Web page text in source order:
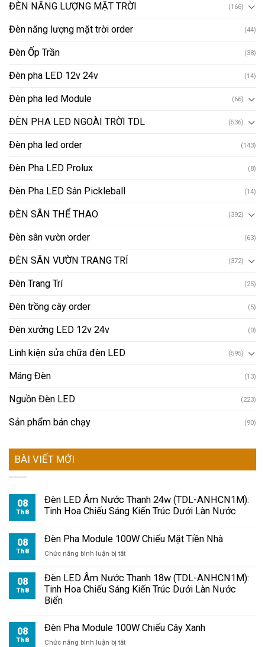
ĐÈN NĂNG LƯỢNG MẶT TRỜI (166)
Đèn năng lượng mặt trời order (44)
Đèn Ốp Trần (38)
Đèn pha LED 12v 24v (14)
Đèn pha led Module (66)
ĐÈN PHA LED NGOÀI TRỜI TDL (536)
Đèn pha led order (143)
Đèn Pha LED Prolux (8)
Đèn Pha LED Sân Pickleball (14)
ĐÈN SÂN THỂ THAO (392)
Đèn sân vườn order (63)
ĐÈN SÂN VƯỜN TRANG TRÍ (372)
Đèn Trang Trí (25)
Đèn trồng cây order (5)
Đèn xưởng LED 12v 24v (0)
Linh kiện sửa chữa đèn LED (595)
Máng Đèn (13)
Nguồn Đèn LED (223)
Sản phẩm bán chạy (90)
BÀI VIẾT MỚI
08
Th8
Đèn LED Âm Nước Thanh 24w (TDL-ANHCN1M):
Tinh Hoa Chiếu Sáng Kiến Trúc Dưới Làn Nước
08
Th8
Đèn Pha Module 100W Chiếu Mặt Tiền Nhà
Chức năng bình luận bị tắtở
Pha
Module
100W
Tiền
08
Th8
Đèn LED Âm Nước Thanh 18w (TDL-ANHCN1M):
Tinh Hoa Chiếu Sáng Kiến Trúc Dưới Làn Nước
Biển
08
Th8
Đèn Pha Module 100W Chiếu Cây Xanh
Chức năng bình luận bị tắtở